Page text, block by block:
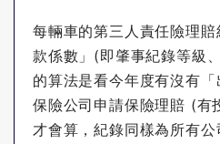
每輛車的第三人責任險理
款係數」(即肇事紀錄等級
的算法是看今年度有沒有
保險公司申請保險理賠 (有
才會算，紀錄同樣為所有